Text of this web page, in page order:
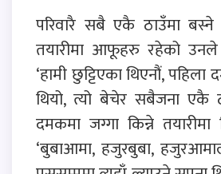
परिवारै सबै एकै ठाउँमा बस्ने
तयारीमा आफूहरु रहेको उनले
‘हामी छुट्टिएका थिएनौं, पहिला
थियो, त्यो बेचेर सबैजना एकै
दमकमा जग्गा किन्ने
‘बुबाआमा, हजुरबुबा,